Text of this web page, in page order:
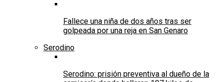
Fallece una niña de dos años tras ser
golpeada por una reja en San Genaro
Serodino
Serodino: prisión preventiva al dueño de la